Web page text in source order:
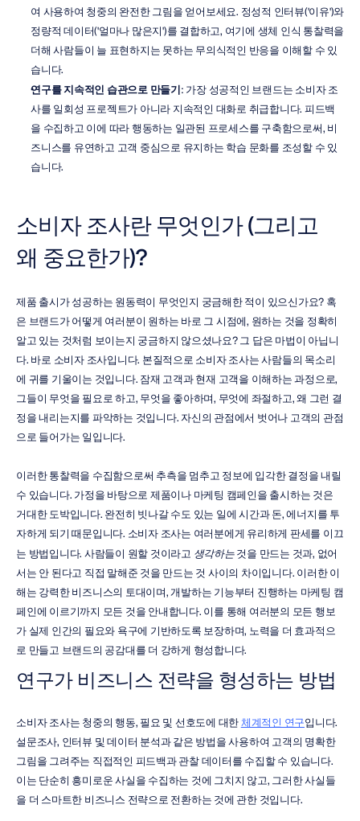
여 사용하여 청중의 완전한 그림을 얻어보세요. 정성적 인터뷰('이유')와
정량적 데이터('얼마나 많은지')를 결합하고, 여기에 생체 인식 통찰력을
더해 사람들이 늘 표현하지는 못하는 무의식적인 반응을 이해할 수 있
습니다.
연구를 지속적인 습관으로 만들기: 가장 성공적인 브랜드는 소비자 조
사를 일회성 프로젝트가 아니라 지속적인 대화로 취급합니다. 피드백
을 수집하고 이에 따라 행동하는 일관된 프로세스를 구축함으로써, 비
즈니스를 유연하고 고객 중심으로 유지하는 학습 문화를 조성할 수 있
습니다.
소비자 조사란 무엇인가 (그리고
왜 중요한가)?
제품 출시가 성공하는 원동력이 무엇인지 궁금해한 적이 있으신가요? 혹
은 브랜드가 어떻게 여러분이 원하는 바로 그 시점에, 원하는 것을 정확히
알고 있는 것처럼 보이는지 궁금하지 않으셨나요? 그 답은 마법이 아닙니
다. 바로 소비자 조사입니다. 본질적으로 소비자 조사는 사람들의 목소리
에 귀를 기울이는 것입니다. 잠재 고객과 현재 고객을 이해하는 과정으로,
그들이 무엇을 필요로 하고, 무엇을 좋아하며, 무엇에 좌절하고, 왜 그런 결
정을 내리는지를 파악하는 것입니다. 자신의 관점에서 벗어나 고객의 관점
으로 들어가는 일입니다.
이러한 통찰력을 수집함으로써 추측을 멈추고 정보에 입각한 결정을 내릴
수 있습니다. 가정을 바탕으로 제품이나 마케팅 캠페인을 출시하는 것은
거대한 도박입니다. 완전히 빗나갈 수도 있는 일에 시간과 돈, 에너지를 투
자하게 되기 때문입니다. 소비자 조사는 여러분에게 유리하게 판세를 이끄
는 방법입니다. 사람들이 원할 것이라고 생각하는 것을 만드는 것과, 없어
서는 안 된다고 직접 말해준 것을 만드는 것 사이의 차이입니다. 이러한 이
해는 강력한 비즈니스의 토대이며, 개발하는 기능부터 진행하는 마케팅 캠
페인에 이르기까지 모든 것을 안내합니다. 이를 통해 여러분의 모든 행보
가 실제 인간의 필요와 욕구에 기반하도록 보장하며, 노력을 더 효과적으
로 만들고 브랜드의 공감대를 더 강하게 형성합니다.
연구가 비즈니스 전략을 형성하는 방법
소비자 조사는 청중의 행동, 필요 및 선호도에 대한 체계적인 연구입니다.
설문조사, 인터뷰 및 데이터 분석과 같은 방법을 사용하여 고객의 명확한
그림을 그려주는 직접적인 피드백과 관찰 데이터를 수집할 수 있습니다.
이는 단순히 흥미로운 사실을 수집하는 것에 그치지 않고, 그러한 사실들
을 더 스마트한 비즈니스 전략으로 전환하는 것에 관한 것입니다.